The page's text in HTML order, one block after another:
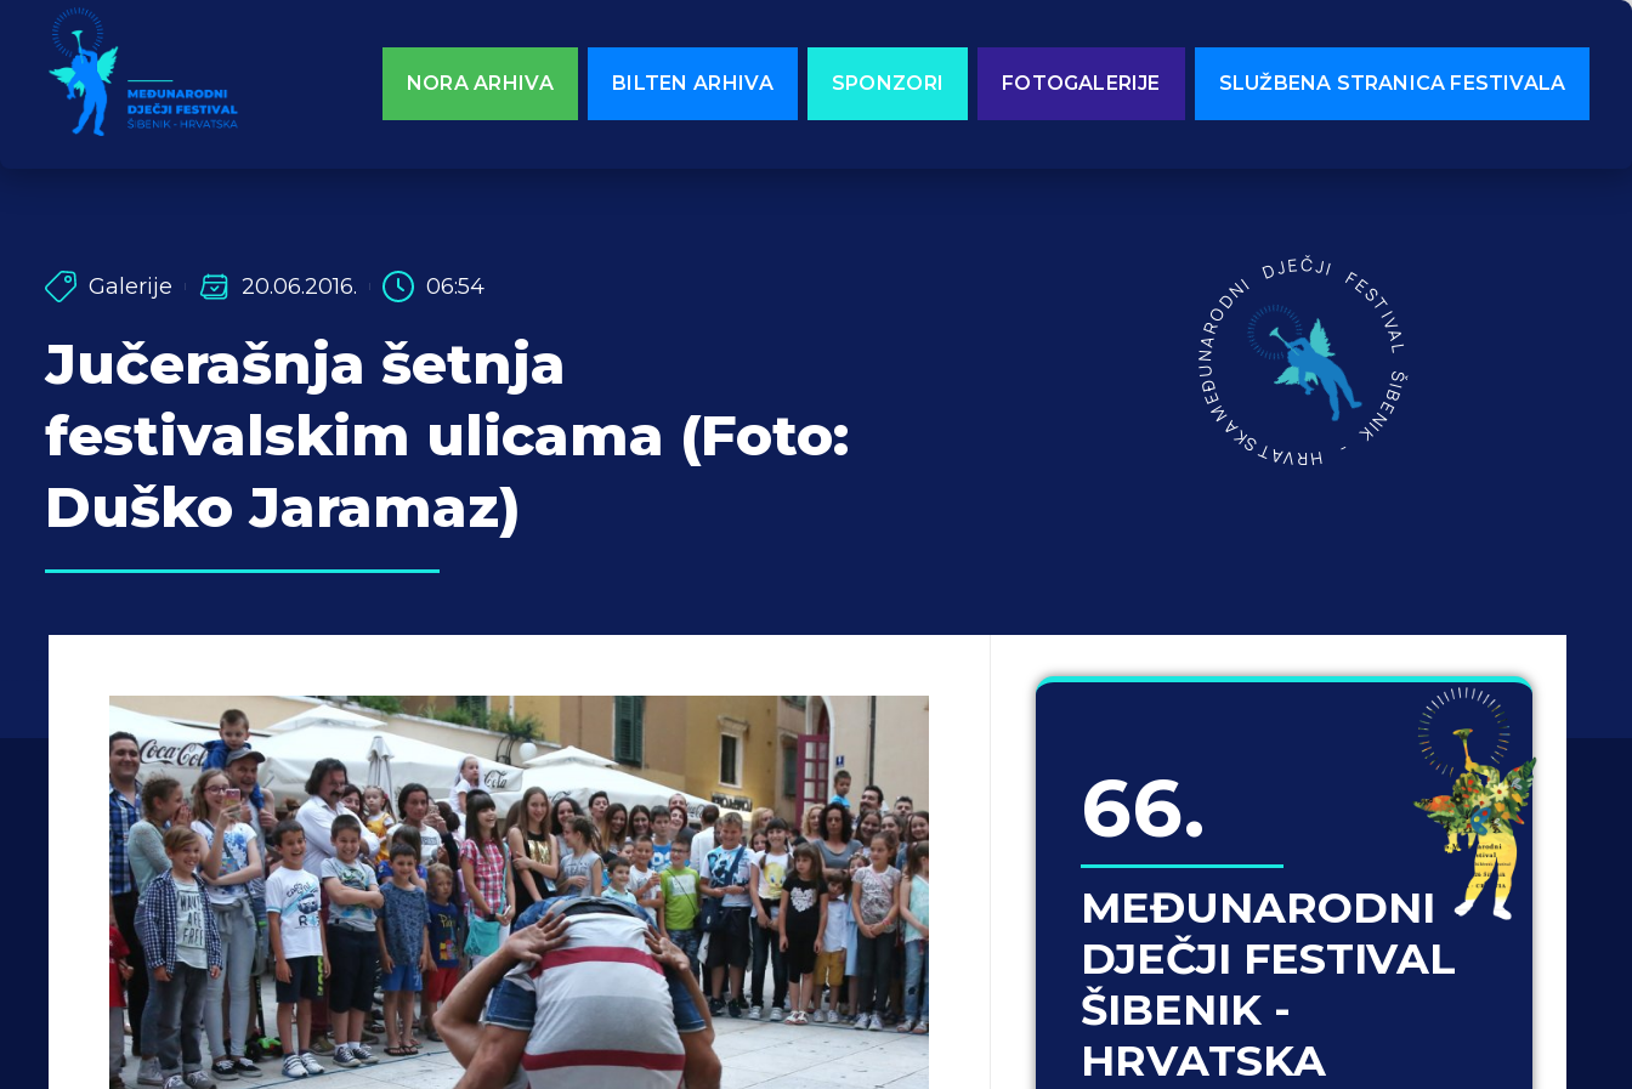
NORA ARHIVA BILTEN ARHIVA SPONZORI FOTOGALERIJE SLUŽBENA STRANICA FESTIVALA
Galerije 20.06.2016. 06:54
Jučerašnja šetnja
festivalskim ulicama (Foto:
Duško Jaramaz)
MEĐUNARODNI DJEČJI FESTIVAL ŠIBENIK - HRVATSKA
66.
MEĐUNARODNI
DJEČJI FESTIVAL
ŠIBENIK -
HRVATSKA